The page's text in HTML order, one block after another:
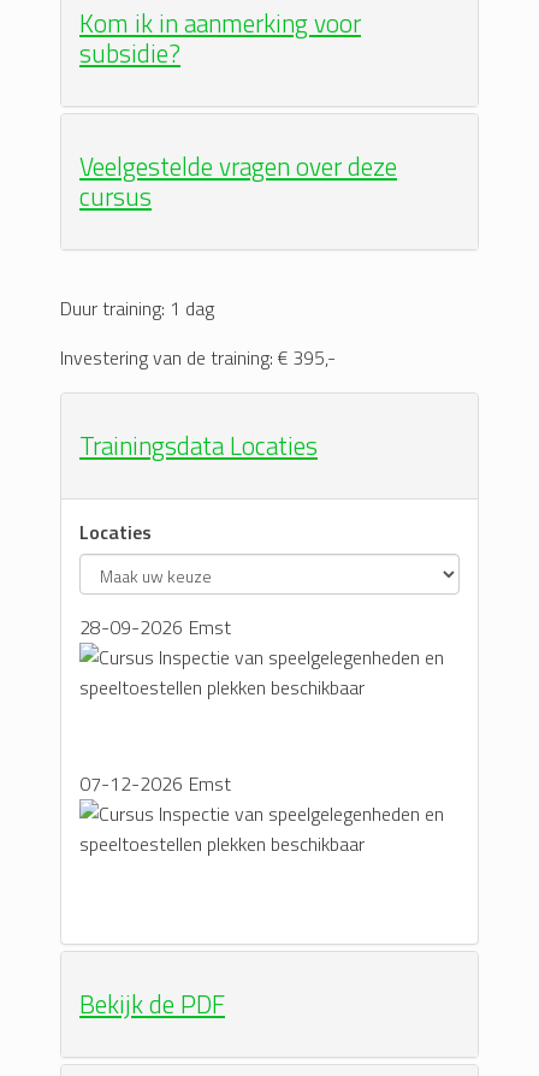
Kom ik in aanmerking voor
subsidie?
Veelgestelde vragen over deze
cursus
Duur training: 1 dag
Investering van de training: € 395,-
Trainingsdata Locaties
Locaties
28-09-2026 Emst
07-12-2026 Emst
Bekijk de PDF